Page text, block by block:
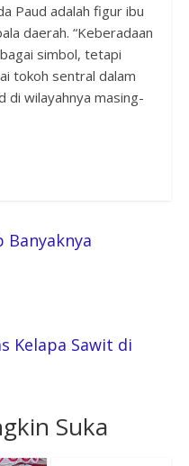
Paud adalah figur ibu
daerah. “Keberadaan
simbol, tetapi
tokoh sentral dalam
di wilayahnya masing-
Banyaknya
Kelapa Sawit di
Suka